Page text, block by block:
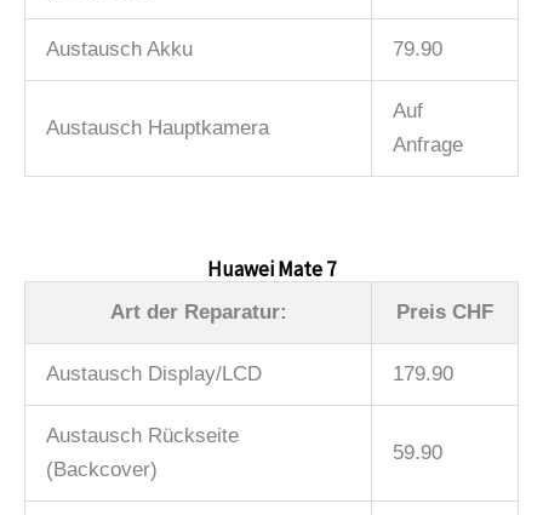
Austausch Akku 79.90
Austausch Hauptkamera
Auf
Anfrage
Huawei Mate 7
Art der Reparatur: Preis CHF
Austausch Display/LCD 179.90
Austausch Rückseite
(Backcover)
59.90